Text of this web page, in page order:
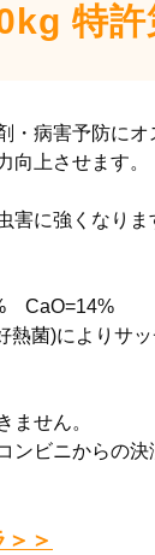
特
病害予防にオ
向上させます。
害に強くなりま
CaO=14%
菌)によりサ
ません。
ンビニからの
＞